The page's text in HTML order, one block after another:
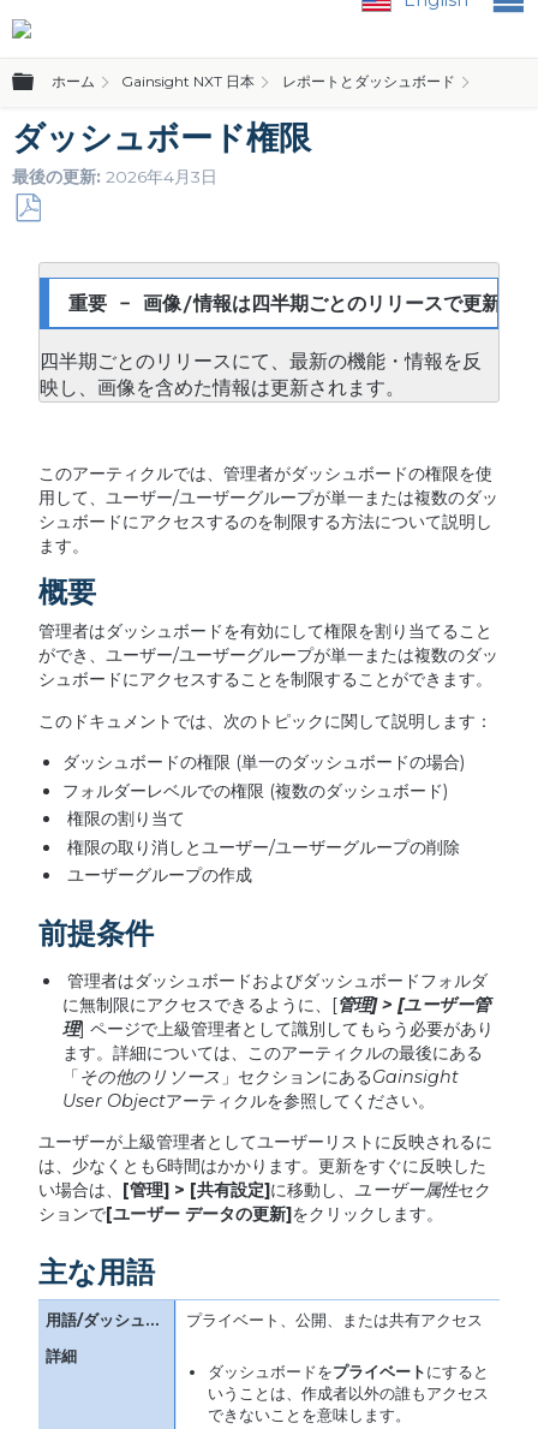
グローバル階層を展開/折りたたむ
ホーム Gainsight NXT 日本 レポートとダッシュボード
ダッシュボード権限
最後の更新 2026年4月3日
重要 - 画像/情報は四半期ごとのリリースで更新さ
四半期ごとのリリースにて、最新の機能・情報を反
映し、画像を含めた情報は更新されます。
このアーティクルでは、管理者がダッシュボードの権限を使
用して、ユーザー/ユーザーグループが単一または複数のダッ
シュボードにアクセスするのを制限する方法について説明し
ます。
概要
管理者はダッシュボードを有効にして権限を割り当てること
ができ、ユーザー/ユーザーグループが単一または複数のダッ
シュボードにアクセスすることを制限することができます。
このドキュメントでは、次のトピックに関して説明します：
ダッシュボードの権限 (単一のダッシュボードの場合)
フォルダーレベルでの権限 (複数のダッシュボード)
権限の割り当て
権限の取り消しとユーザー/ユーザーグループの削除
ユーザーグループの作成
前提条件
管理者はダッシュボードおよびダッシュボードフォルダ
に無制限にアクセスできるように、[管理] > [ユーザー管
理] ページで上級管理者として識別してもらう必要があり
ます。詳細については、このアーティクルの最後にある
「その他のリソース 」セクションにあるGainsight
User Objectアーティクルを参照してください。
ユーザーが上級管理者としてユーザーリストに反映されるに
は、少なくとも6時間はかかります。更新をすぐに反映した
い場合は、 [管理] > [共有設定]に移動し、 ユーザー属性セク
ションで[ユーザー データの更新]をクリックします。
主な用語
プライベート、公開、または共有アクセス
ダッシュボードをプライベートにすると
いうことは、作成者以外の誰もアクセス
できないことを意味します。